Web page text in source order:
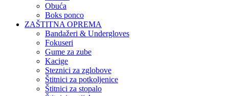
Obuća
Boks ponco
ZAŠTITNA OPREMA
Bandažeri & Undergloves
Fokuseri
Gume za zube
Kacige
Steznici za zglobove
Štitnici za potkoljenice
Štitnici za stopalo